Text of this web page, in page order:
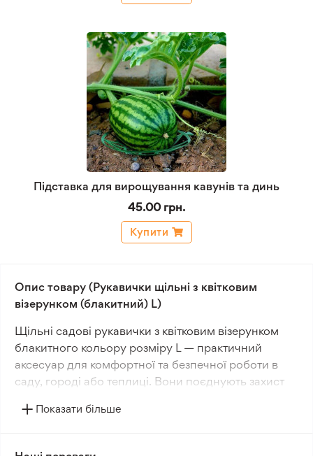
Підставка для вирощування кавунів та динь
45.00 грн.
Купити
Опис товару (Рукавички щільні з квітковим
візерунком (блакитний) L)
Щільні садові рукавички з квітковим візерунком
блакитного кольору розміру L — практичний
аксесуар для комфортної та безпечної роботи в
саду, городі або теплиці. Вони поєднують захист
вигляд.
Показати більше